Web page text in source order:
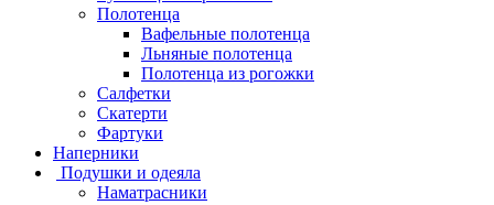
Полотенца
Вафельные полотенца
Льняные полотенца
Полотенца из рогожки
Салфетки
Скатерти
Фартуки
Наперники
Подушки и одеяла
Наматрасники